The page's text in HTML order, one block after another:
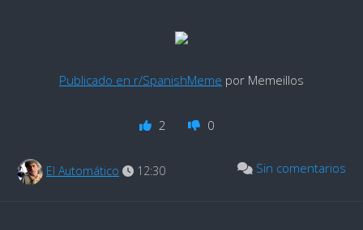
Publicado en r/SpanishMeme por Memeillos
2 0
El Automático 12:30 Sin comentarios